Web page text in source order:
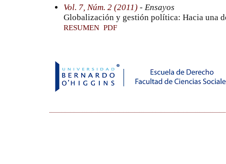
Vol. 7, Núm. 2 (2011) - Ensayos
Globalización y gestión política: Hacia una
RESUMEN PDF